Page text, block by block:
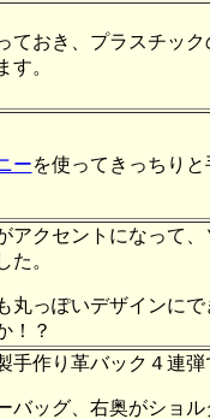
おき、プラスチッ
す。
ーを使ってきっちり
クセントになって
た。
っぽいデザインに
！？
作り革バック４連弾
ッグ、右奥がショ